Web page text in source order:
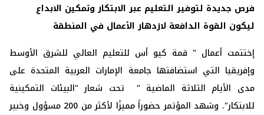
فرص جديدة لتوفير التعليم عبر الابتكار وتمكين الابداع
ليكون القوة الدافعة لازدهار الأعمال في المنطقة
إختتمت أعمال " قمة كيو أس للتعليم العالي للشرق الأوسط
وإفريقيا التي استضافتها جامعة الإمارات العربية المتحدة على
مدى الأيام الثلاثة الماضية " تحت شعار "البيئات التمكينية
للابتكار". وشهد المؤتمر حضوراً مميزًا لأكثر من 200 مسؤول وخبير